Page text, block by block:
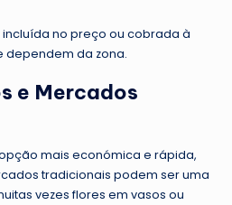
no preço ou cobrada à
dependem da zona.
e Mercados
mais económica e rápida,
tradicionais podem ser uma
vezes flores em vasos ou